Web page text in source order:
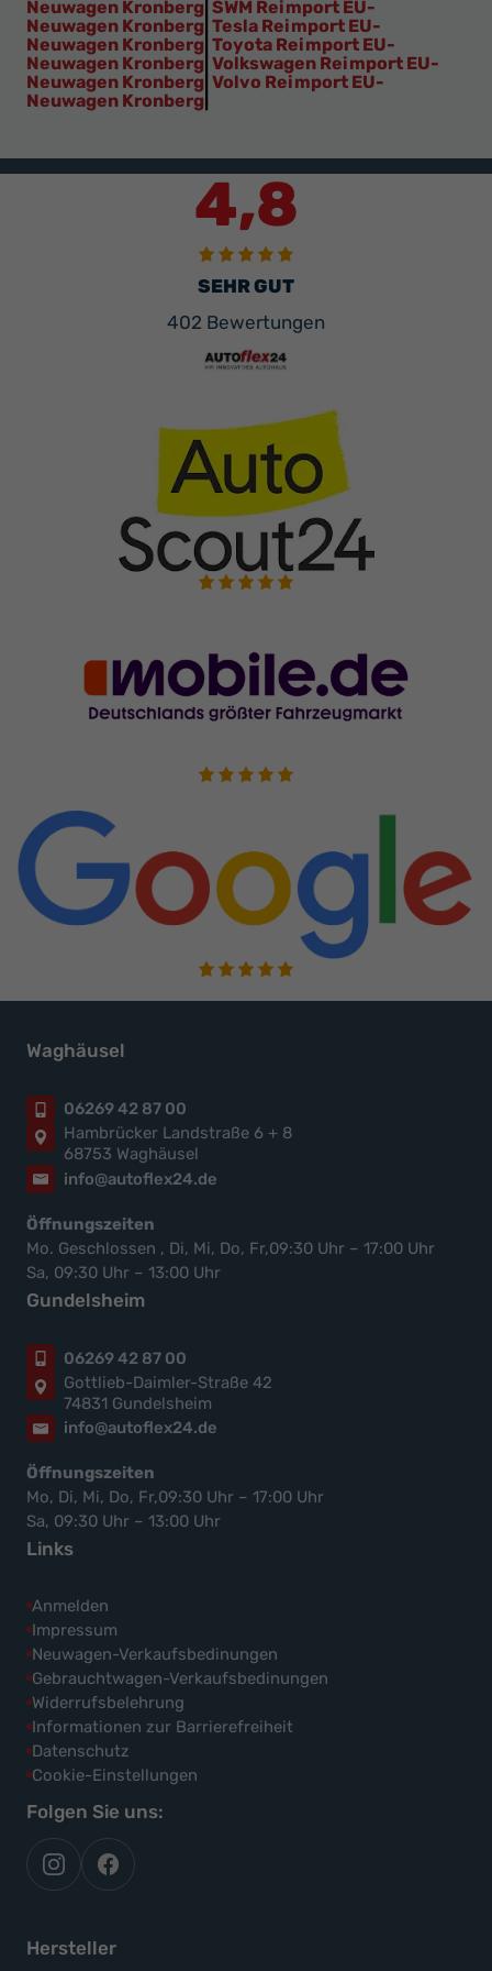
Neuwagen Kronberg SWM Reimport EU-
Neuwagen Kronberg Tesla Reimport EU-
Neuwagen Kronberg Toyota Reimport EU-
Neuwagen Kronberg Volkswagen Reimport EU-
Neuwagen Kronberg Volvo Reimport EU-
Neuwagen Kronberg
4,8
SEHR GUT
402 Bewertungen
Waghäusel
06269 42 87 00
Hambrücker Landstraße 6 + 8
68753 Waghäusel
info@autoflex24.de
Öffnungszeiten
Mo. Geschlossen , Di, Mi, Do, Fr,09:30 Uhr – 17:00 Uhr
Sa, 09:30 Uhr – 13:00 Uhr
Gundelsheim
06269 42 87 00
Gottlieb-Daimler-Straße 42
74831 Gundelsheim
info@autoflex24.de
Öffnungszeiten
Mo, Di, Mi, Do, Fr,09:30 Uhr – 17:00 Uhr
Sa, 09:30 Uhr – 13:00 Uhr
Links
Anmelden
Impressum
Neuwagen-Verkaufsbedinungen
Gebrauchtwagen-Verkaufsbedinungen
Widerrufsbelehrung
Informationen zur Barrierefreiheit
Datenschutz
Cookie-Einstellungen
Folgen Sie uns:
autoflex
auf
autoflex24
auf
Hersteller